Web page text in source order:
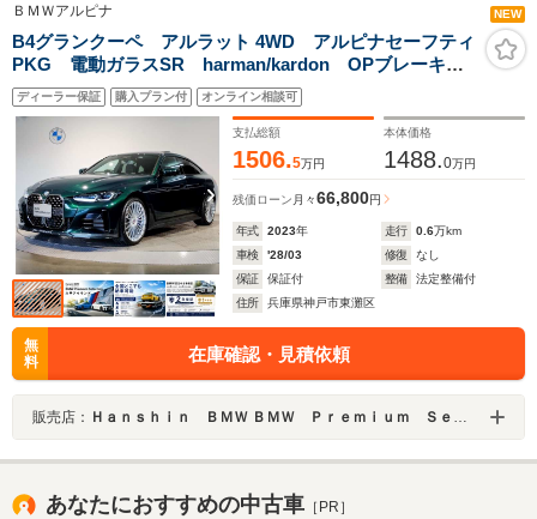
ＢＭＷアルピナ NEW
B4グランクーペ アルラット 4WD アルピナセーフティ
PKG 電動ガラスSR harman/kardon OPブレーキ
ブラックレザー 前後シートヒーター フルセグ地デ
ジ 右ハンドル レーザーライト パドルシフト パー
キングアシストプラス 20インチAW
ディーラー保証 購入プラン付 オンライン相談可
支払総額
1506.5万円
本体価格
1488.0万円
残価ローン 月々66,800円
年式 2023年 走行 0.6万km
車検
'28/03 修復
なし
保証
保証付 整備
法定整備付
住所
兵庫県神戸市東灘区
無
料
在庫確認・見積依頼
販売店： Ｈａｎｓｈｉｎ ＢＭＷ ＢＭＷ Ｐｒｅｍｉｕｍ Ｓｅｌｅｃｔｉｏｎ 六甲アイランド
あなたにおすすめの中古車 ［PR］